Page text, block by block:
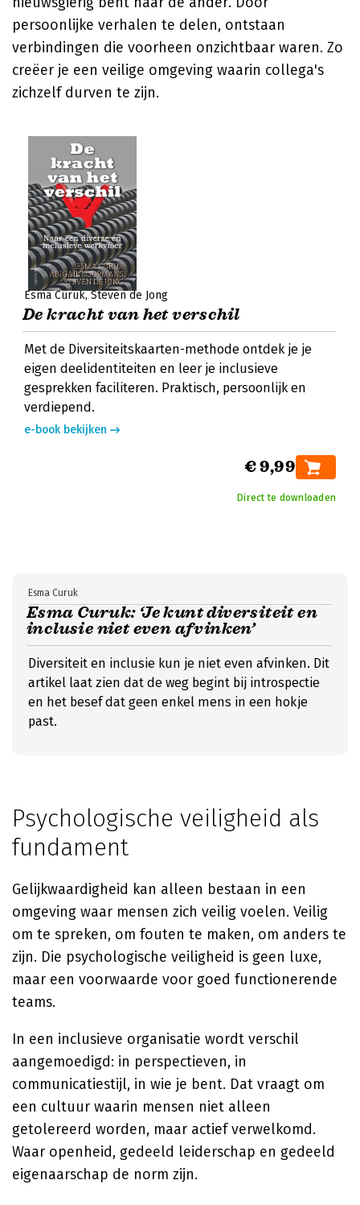
persoonlijke verhalen te delen, ontstaan
verbindingen die voorheen onzichtbaar waren. Zo
creëer je een veilige omgeving waarin collega's
zichzelf durven te zijn.
Esma Curuk Steven de Jong
De kracht van het verschil
Met de Diversiteitskaarten-methode ontdek je je
eigen deelidentiteiten en leer je inclusieve
gesprekken faciliteren. Praktisch, persoonlijk en
verdiepend.
e-book bekijken
€ 9,99
Direct te downloaden
Esma Curuk: ‘Je kunt diversiteit en
inclusie niet even afvinken’
Esma Curuk
Diversiteit en inclusie kun je niet even afvinken. Dit
artikel laat zien dat de weg begint bij introspectie
en het besef dat geen enkel mens in een hokje
past.
Psychologische veiligheid als
fundament
Gelijkwaardigheid kan alleen bestaan in een
omgeving waar mensen zich veilig voelen. Veilig
om te spreken, om fouten te maken, om anders te
zijn. Die psychologische veiligheid is geen luxe,
maar een voorwaarde voor goed functionerende
teams.
In een inclusieve organisatie wordt verschil
aangemoedigd: in perspectieven, in
communicatiestijl, in wie je bent. Dat vraagt om
een cultuur waarin mensen niet alleen
getolereerd worden, maar actief verwelkomd.
Waar openheid, gedeeld leiderschap en gedeeld
eigenaarschap de norm zijn.